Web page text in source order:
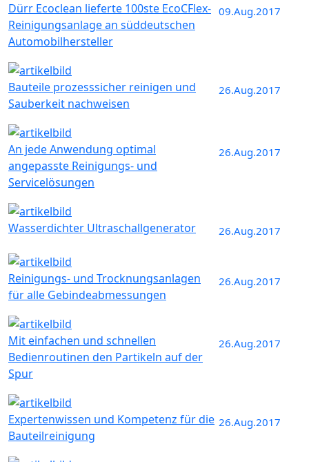
09.Aug.2017
Dürr Ecoclean lieferte 100ste EcoCFlex-
Reinigungsanlage an süddeutschen
Automobilhersteller
26.Aug.2017
Bauteile prozesssicher reinigen und
Sauberkeit nachweisen
26.Aug.2017
An jede Anwendung optimal
angepasste Reinigungs- und
Servicelösungen
26.Aug.2017
Wasserdichter Ultraschallgenerator
26.Aug.2017
Reinigungs- und Trocknungsanlagen
für alle Gebindeabmessungen
26.Aug.2017
Mit einfachen und schnellen
Bedienroutinen den Partikeln auf der
Spur
26.Aug.2017
Expertenwissen und Kompetenz für die
Bauteilreinigung